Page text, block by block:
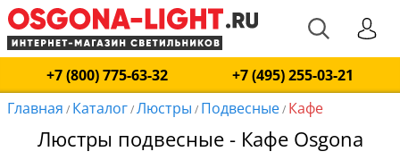
+7 (800) 775-63-32
+7 (495) 255-03-21
Главная / Каталог/Люстры / Подвесные/ Кафе
Люстры подвесные - Кафе Osgona